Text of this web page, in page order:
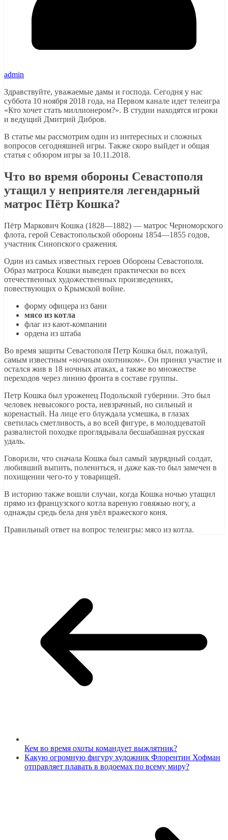
admin
Здравствуйте, уважаемые дамы и господа. Сегодня у нас
суббота 10 ноября 2018 года, на Первом канале идет телеигра
«Кто хочет стать миллионером?». В студии находятся игроки
и ведущий Дмитрий Дибров.
В статье мы рассмотрим один из интересных и сложных
вопросов сегодняшней игры. Также скоро выйдет и общая
статья с обзором игры за 10.11.2018.
Что во время обороны Севастополя
утащил у неприятеля легендарный
матрос Пётр Кошка?
Пётр Маркович Кошка (1828—1882) — матрос Черноморского
флота, герой Севастопольской обороны 1854—1855 годов,
участник Синопского сражения.
Один из самых известных героев Обороны Севастополя.
Образ матроса Кошки выведен практически во всех
отечественных художественных произведениях,
повествующих о Крымской войне.
форму офицера из бани
мясо из котла
флаг из кают-компании
ордена из штаба
Во время защиты Севастополя Петр Кошка был, пожалуй,
самым известным «ночным охотником». Он принял участие и
остался жив в 18 ночных атаках, а также во множестве
переходов через линию фронта в составе группы.
Петр Кошка был уроженец Подольской губернии. Это был
человек невысокого роста, невзрачный, но сильный и
коренастый. На лице его блуждала усмешка, в глазах
светилась сметливость, а во всей фигуре, в молодцеватой
развалистой походке проглядывала бесшабашная русская
удаль.
Говорили, что сначала Кошка был самый заурядный солдат,
любивший выпить, полениться, и даже как-то был замечен в
похищении чего-то у товарищей.
В историю также вошли случаи, когда Кошка ночью утащил
прямо из французского котла вареную говяжью ногу, а
однажды средь бела дня увёл вражеского коня.
Правильный ответ на вопрос телеигры: мясо из котла.
Кем во время охоты командует выжлятник?
Какую огромную фигуру художник Флорентин Хофман
отправляет плавать в водоемах по всему миру?